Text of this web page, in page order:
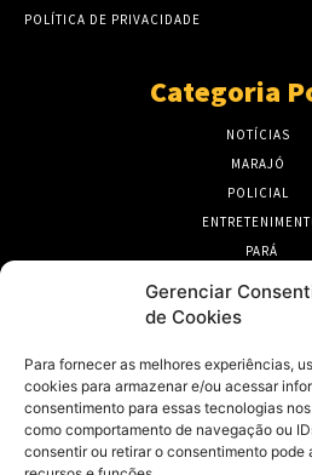
Gerenciar
de Cookies
Para fornecer as melhores experiências,
cookies para armazenar e/ou acessar
consentimento para essas tecnologias
como comportamento de navegação ou
consentir ou retirar o consentimento
POLÍTICA DE PRIVACIDADE
Categoria
NOTÍCIAS
MARAJÓ
POLICIAL
PARÁ
- Publicidade -